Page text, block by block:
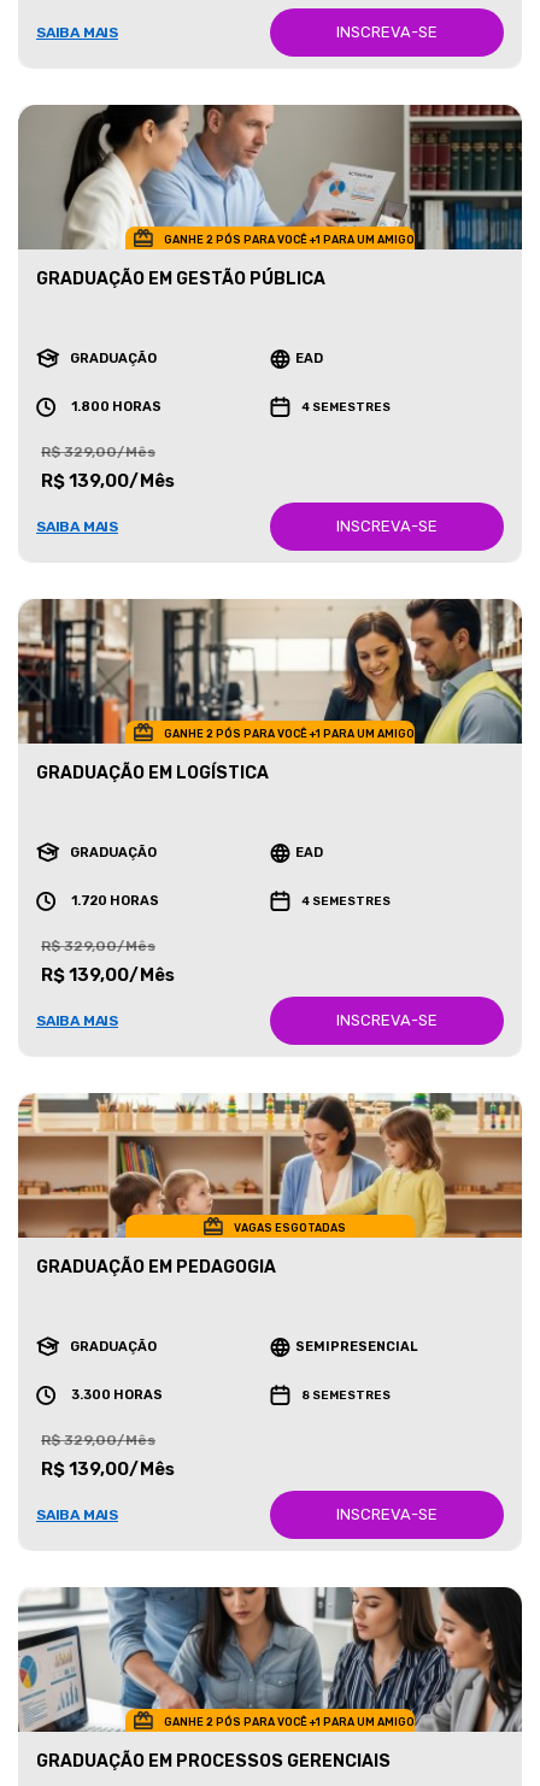
SAIBA MAIS INSCREVA-SE
GANHE 2 PÓS PARA VOCÊ +1 PARA UM AMIGO
GRADUAÇÃO EM GESTÃO PÚBLICA
GRADUAÇÃO EAD
1.800 HORAS 4 SEMESTRES
R$ 329,00/Mês
R$ 139,00/Mês
SAIBA MAIS INSCREVA-SE
GANHE 2 PÓS PARA VOCÊ +1 PARA UM AMIGO
GRADUAÇÃO EM LOGÍSTICA
GRADUAÇÃO EAD
1.720 HORAS 4 SEMESTRES
R$ 329,00/Mês
R$ 139,00/Mês
SAIBA MAIS INSCREVA-SE
VAGAS ESGOTADAS
GRADUAÇÃO EM PEDAGOGIA
GRADUAÇÃO SEMIPRESENCIAL
3.300 HORAS 8 SEMESTRES
R$ 329,00/Mês
R$ 139,00/Mês
SAIBA MAIS INSCREVA-SE
GANHE 2 PÓS PARA VOCÊ +1 PARA UM AMIGO
GRADUAÇÃO EM PROCESSOS GERENCIAIS